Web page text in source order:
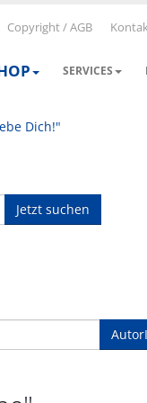
Copyright / AGB
SERVICES
Dich!"
Jetzt suchen